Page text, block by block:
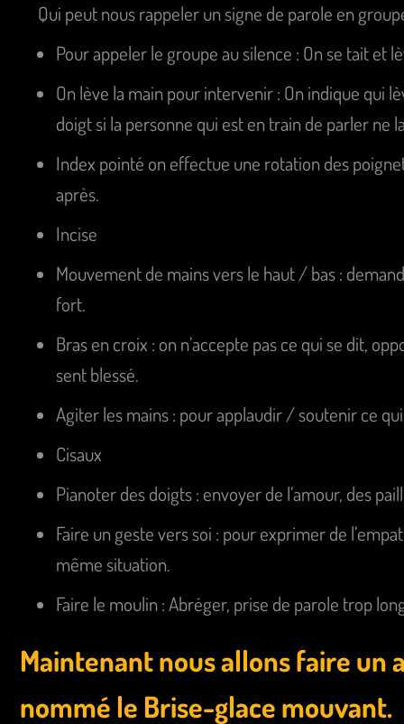
Qui peut nous rappeler un signe de parole en
Pour appeler le groupe au silence : On se tait et
On lève la main pour intervenir : On indique qui
doigt si la personne qui est en train de parler ne
Index pointé on effectue une rotation des
après.
Incise
Mouvement de mains vers le haut / bas :
fort.
Bras en croix : on n’accepte pas ce qui se dit,
sent blessé.
Agiter les mains : pour applaudir / soutenir ce
Cisaux
Pianoter des doigts : envoyer de l’amour, des
Faire un geste vers soi : pour exprimer de
même situation.
Faire le moulin : Abréger, prise de parole trop
Maintenant nous allons faire un
nommé le Brise-glace mouvant.